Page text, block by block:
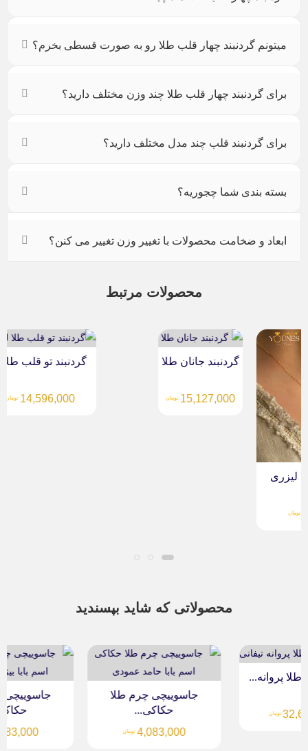
میتونم گردنبند چهار قلب طلا رو به صورت قسطی بخرم؟
برای گردنبند چهار قلب طلا چند وزن مختلف دارید؟
برای گردنبند قلب چند مدل مختلف دارید؟
بسته بندی شما چجوریه؟
ابعاد و ضخامت محصولات با تغییر وزن تغییر می کنن؟
محصولات مرتبط
گردنبند جانان طلا
15,127,000 تومان
گردنبند تو قلب طلا...
14,596,000 تومان
محصولاتی که شاید بپسندید
جاسوییچی چرم طلا
جاسوییچی چرم طلا